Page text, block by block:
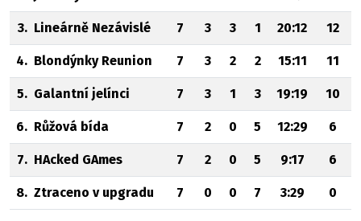
3. Lineárně Nezávislé 7 3 3 1 20:12 12
4. Blondýnky Reunion 7 3 2 2 15:11 11
5. Galantní jelínci 7 3 1 3 19:19 10
6. Růžová bída 7 2 0 5 12:29 6
7. HAcked GAmes 7 2 0 5 9:17 6
8. Ztraceno v upgradu 7 0 0 7 3:29 0